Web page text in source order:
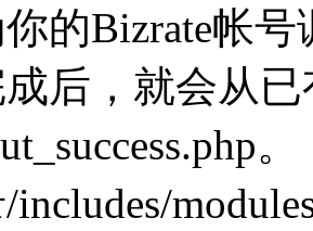
的Bizrate帐
后，就会从
。